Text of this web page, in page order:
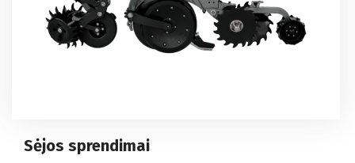
Išmanusis ūkis
Sėjos sprendimai